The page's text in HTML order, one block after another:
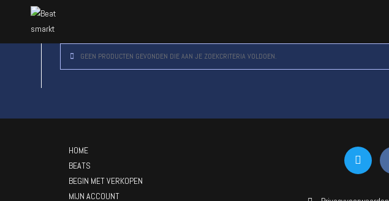
GEEN PRODUCTEN GEVONDEN DIE AAN JE ZOEKCRITERIA VOLDOEN.
HOME
BEATS
BEGIN MET VERKOPEN
MIJN ACCOUNT